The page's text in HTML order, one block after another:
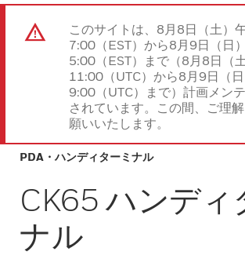
このサイトは、8月8日（土）
7:00（EST）から8月9日（日
5:00（EST）まで（8月8日（
11:00（UTC）から8月9日（
9:00（UTC）まで）計画メン
されています。この間、ご理
願いいたします。
PDA・ハンディターミナル
CK65 ハンディ
ナル